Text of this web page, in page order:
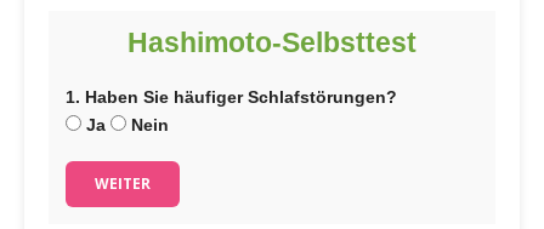
Hashimoto-Selbsttest
1. Haben Sie häufiger Schlafstörungen?
Ja
Nein
WEITER